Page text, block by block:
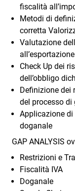
fiscalità
Metodi di
corretta
Valutazione
Check Up dei
dell’obbligo
Definizione dei
del processo di
Applicazione di
doganale
GAP ANALYSIS
Restrizioni e
Fiscalità IVA
Doganale